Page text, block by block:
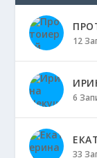
12
6
33